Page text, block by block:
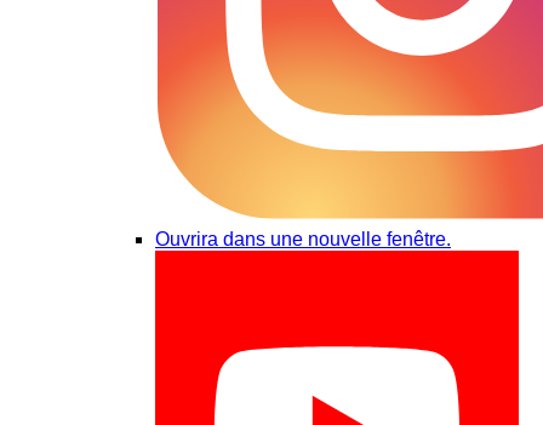
Ouvrira dans une nouvelle fenêtre.